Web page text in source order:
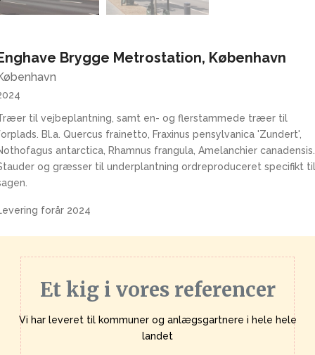
Brygge Metrostation, København
til vejbeplantning, samt en- og flerstammede træer til
Bl.a. Quercus frainetto, Fraxinus pensylvanica 'Zundert',
antarctica, Rhamnus frangula, Amelanchier
og græsser til underplantning ordreproduceret specifikt til
forår 2024
Et kig i vores referencer
Vi har leveret til kommuner og anlægsgartnere i hele hele
landet